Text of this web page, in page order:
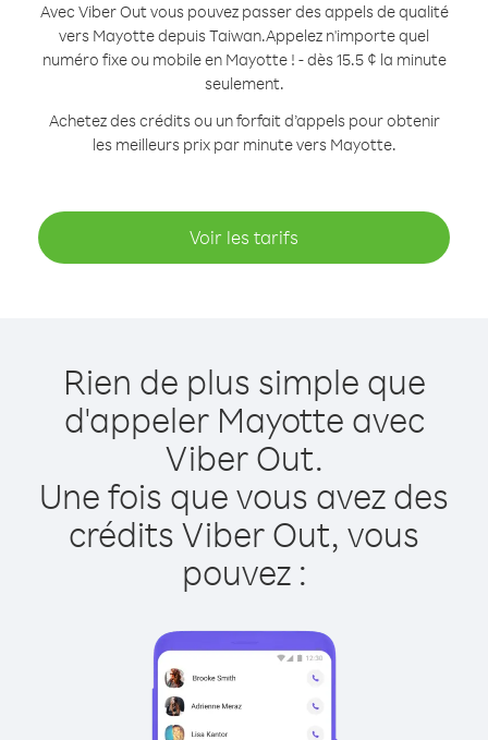
Avec Viber Out vous pouvez passer des appels de qualité
vers Mayotte depuis Taiwan.Appelez n'importe quel
numéro fixe ou mobile en Mayotte ! - dès 15.5 ¢ la minute
seulement.
Achetez des crédits ou un forfait d’appels pour obtenir
les meilleurs prix par minute vers Mayotte.
Voir les tarifs
Rien de plus simple que
d'appeler Mayotte avec
Viber Out.
Une fois que vous avez des
crédits Viber Out, vous
pouvez :